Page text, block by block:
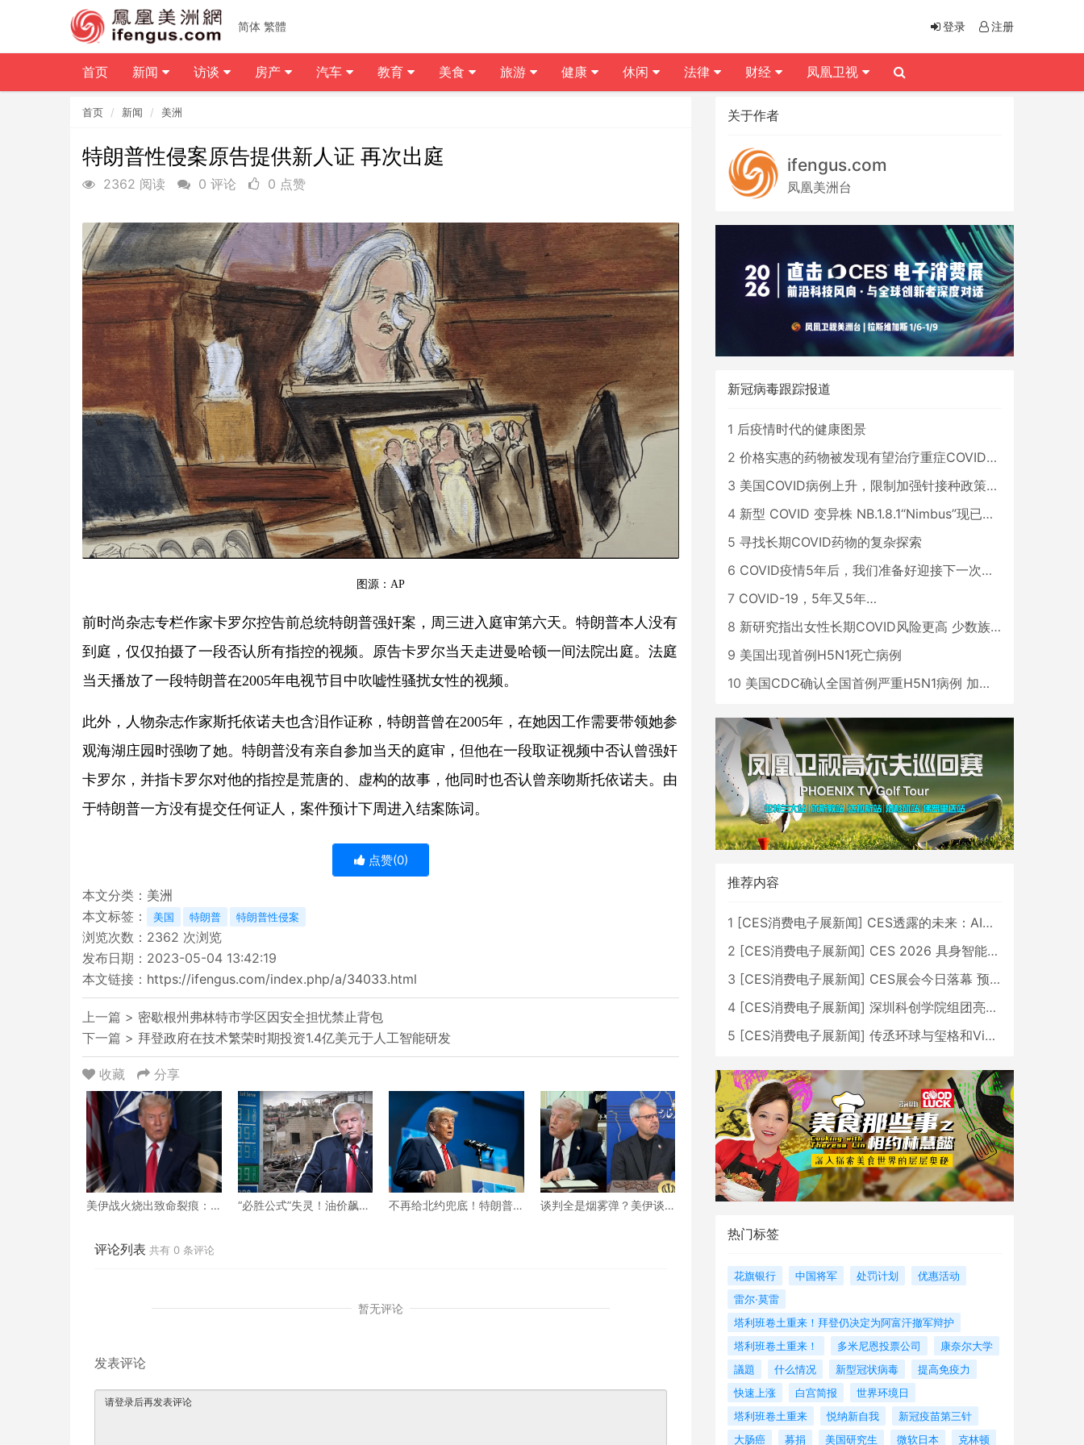
首页 新闻 美洲
特朗普性侵案原告提供新人证 再次出庭
2362 阅读 0 评论 0 点赞
图源：AP
前时尚杂志专栏作家卡罗尔控告前总统特朗普强奸案，周三进入庭审第六天。特朗普本人没有
到庭，仅仅拍摄了一段否认所有指控的视频。原告卡罗尔当天走进曼哈顿一间法院出庭。法庭
当天播放了一段特朗普在2005年电视节目中吹嘘性骚扰女性的视频。
此外，人物杂志作家斯托依诺夫也含泪作证称，特朗普曾在2005年，在她因工作需要带领她参
观海湖庄园时强吻了她。特朗普没有亲自参加当天的庭审，但他在一段取证视频中否认曾强奸
卡罗尔，并指卡罗尔对他的指控是荒唐的、虚构的故事，他同时也否认曾亲吻斯托依诺夫。由
于特朗普一方没有提交任何证人，案件预计下周进入结案陈词。
点赞(0)
本文分类： 美洲
本文标签：
美国 特朗普 特朗普性侵案
浏览次数： 2362 次浏览
发布日期：2023-05-04 13:42:19
本文链接： https://ifengus.com/index.php/a/34033.html
上一篇 > 密歇根州弗林特市学区因安全担忧禁止背包
下一篇 > 拜登政府在技术繁荣时期投资1.4亿美元于人工智能研发
收藏 分享
美伊战火烧出致命裂痕：
“必胜公式”失灵！油价飙
不再给北约兜底！特朗普
谈判全是烟雾弹？美伊谈
评论列表 共有 0 条评论
暂无评论
发表评论
关于作者
ifengus.com
凤凰美洲台
新冠病毒跟踪报道
1 后疫情时代的健康图景
2 价格实惠的药物被发现有望治疗重症COVID患者
3 美国COVID病例上升，限制加强针接种政策即将出台
4 新型 COVID 变异株 NB.1.8.1“Nimbus”现已在美国占据主导地位
5 寻找长期COVID药物的复杂探索
6 COVID疫情5年后，我们准备好迎接下一次大流行了吗？
7 COVID-19，5年又5年…
8 新研究指出女性长期COVID风险更高 少数族裔儿童存在差异
9 美国出现首例H5N1死亡病例
10 美国CDC确认全国首例严重H5N1病例 加州进入紧急状态
推荐内容
1 [CES消费电子展新闻] CES透露的未来：AI、机器人与智能生活大爆发
2 [CES消费电子展新闻] CES 2026 具身智能与创新领域 中国公司大放异彩
3 [CES消费电子展新闻] CES展会今日落幕 预计2026行业收入将超五千亿美元
4 [CES消费电子展新闻] 深圳科创学院组团亮相CES 广受好评
5 [CES消费电子展新闻] 传丞环球与玺格和VibeLens共同推出全新耳机
热门标签
花旗银行 中国将军 处罚计划
优惠活动
雷尔·莫雷
塔利班卷土重来！拜登仍决定为阿富汗撤军辩护
塔利班卷土重来！
多米尼恩投票公司
康奈尔大学
議題
什么情况 新型冠状病毒
提高免疫力
快速上涨
白宫简报
世界环境日
塔利班卷土重来
悦纳新自我
新冠疫苗第三针
大肠癌
募捐 美国研究生 微软日本
克林顿
简体 繁體 登录 注册
首页 新闻 访谈 房产 汽车 教育 美食 旅游 健康 休闲 法律 财经 凤凰卫视